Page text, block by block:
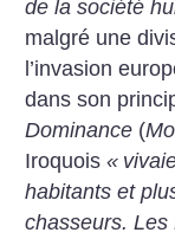
de la société
malgré une
l’invasion
dans son
Dominance (
Iroquois«
habitants et
chasseurs.